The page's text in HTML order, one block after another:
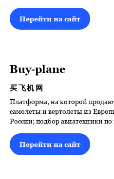
Перейти на сайт
Buy-plane
买飞机网
Платформа, на которой
самолеты и вертолеты из
России; подбор авиатехники
Перейти на сайт